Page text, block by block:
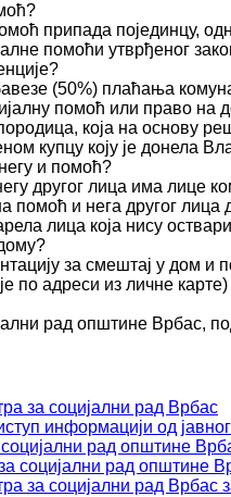
припада појединцу,
помоћи утврђеног
(50%) плаћања
помоћ или право на
која на основу
купцу коју је донела
и помоћ?
другог лица има лице
помоћ и нега другог
лица која нису
за смештај у дом
по адреси из личне
рад општине Врбас,
за социјални рад Врбас
информацији од јавног
рад општине
социјални рад општине
за социјални рад Врбас